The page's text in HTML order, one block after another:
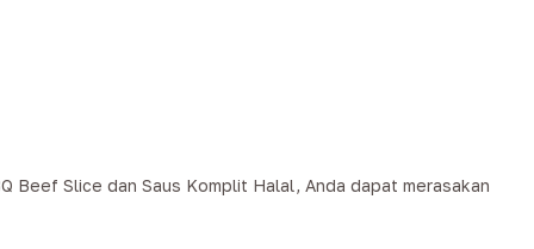
Beef Slice dan Saus Komplit Halal, Anda dapat merasakan